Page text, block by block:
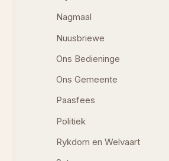
Nagmaal
Nuusbriewe
Ons Bedieninge
Ons Gemeente
Paasfees
Politiek
Rykdom en Welvaart